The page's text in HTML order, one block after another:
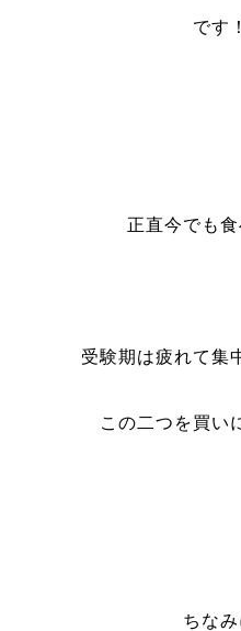
です
正直今でも食
受験期は疲れて集
この二つを買い
ちなみ